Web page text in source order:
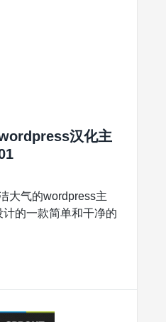
汉化主
大气的wordpress主
的一款简单和干净的